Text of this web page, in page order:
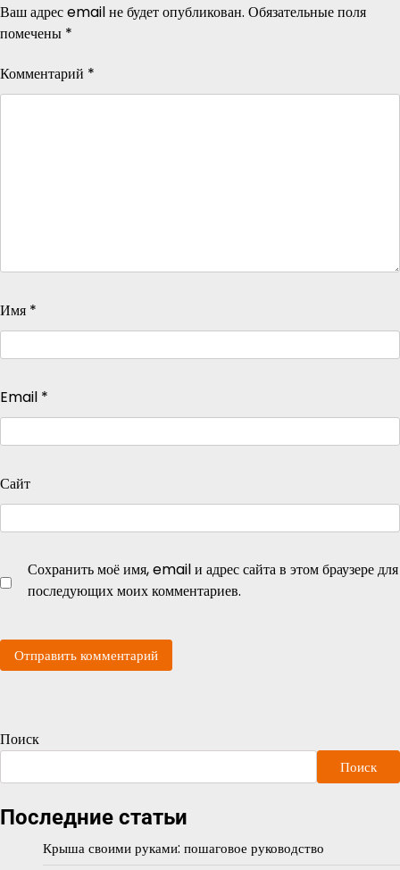
Ваш адрес email не будет опубликован. Обязательные поля
помечены *
Комментарий *
Имя *
Email *
Сайт
Сохранить моё имя, email и адрес сайта в этом браузере для
последующих моих комментариев.
Поиск
Поиск
Последние статьи
Крыша своими руками: пошаговое руководство